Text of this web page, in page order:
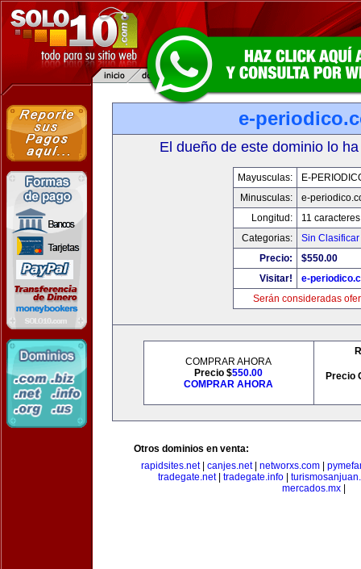
e-
El dueño de este dominio lo
Mayusculas:
E-
Minusculas:
e-
Longitud:
11 caracteres
Categorias:
Sin Clasificar
Precio:
$550.00
Visitar!
e-
Serán consideradas
COMPRAR AHORA
Precio $550.00
COMPRAR AHORA
Precio
Otros dominios en venta:
rapidsites.net| canjes.net| networxs.com|
tradegate.net| tradegate.info
mercados.mx|